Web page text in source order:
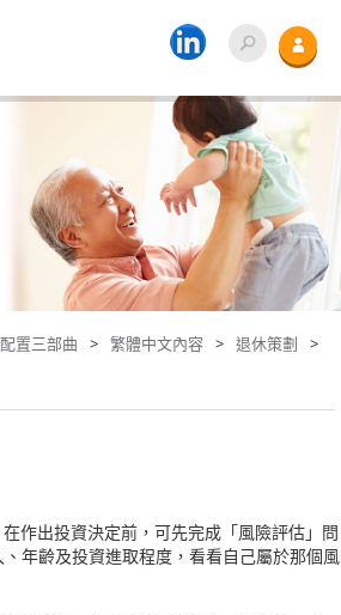
置三部曲 繁體中文內容
退休策劃
作出投資決定前，可先完成「風險評估」問
年齡及投資進取程度，看看自己屬於那個